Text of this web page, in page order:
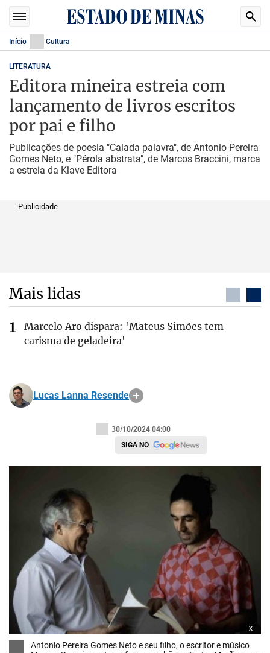
Início Cultura
LITERATURA
Editora mineira estreia com
lançamento de livros escritos
por pai e filho
Publicações de poesia "Calada palavra", de Antonio Pereira
Gomes Neto, e "Pérola abstrata", de Marcos Braccini, marca
a estreia da Klave Editora
Publicidade
Mais lidas
Marcelo Aro dispara: 'Mateus Simões tem
carisma de geladeira'
Lucas Lanna Resende
30/10/2024 04:00
SIGA NO
x
Antonio Pereira Gomes Neto e seu filho, o escritor e músico